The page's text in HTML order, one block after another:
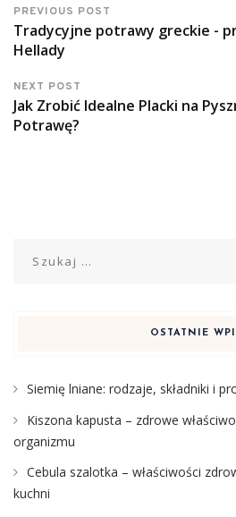
PREVIOUS POST
Tradycyjne potrawy greckie -
Hellady
NEXT POST
Jak Zrobić Idealne Placki na
Potrawę?
OSTATNIE
Siemię lniane: rodzaje, składniki i
Kiszona kapusta – zdrowe
organizmu
Cebula szalotka – właściwości
kuchni